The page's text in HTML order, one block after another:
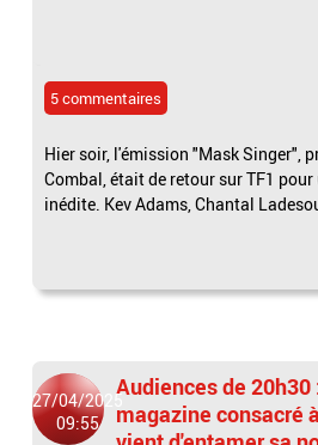
5 commentaires
Hier soir, l'émission "Mask Singer",
Combal, était de retour sur TF1
inédite. Kev Adams, Chantal
27/04/2025
09:55
Audiences de 20h30
magazine consacré